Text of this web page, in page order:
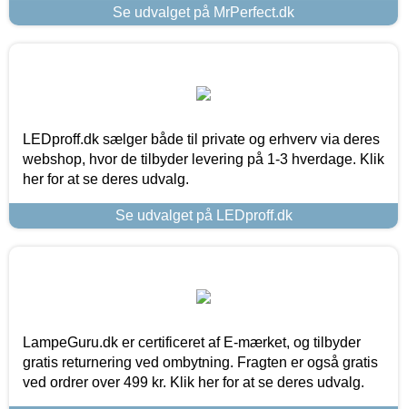
Se udvalget på MrPerfect.dk
LEDproff.dk sælger både til private og erhverv via deres
webshop, hvor de tilbyder levering på 1-3 hverdage. Klik
her for at se deres udvalg.
Se udvalget på LEDproff.dk
LampeGuru.dk er certificeret af E-mærket, og tilbyder
gratis returnering ved ombytning. Fragten er også gratis
ved ordrer over 499 kr. Klik her for at se deres udvalg.